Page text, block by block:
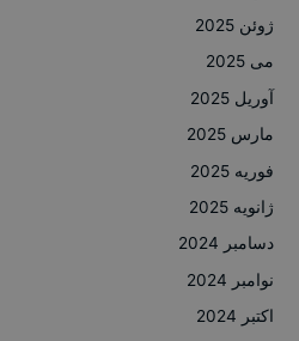
ژوئن 2025
می 2025
آوریل 2025
مارس 2025
فوریه 2025
ژانویه 2025
دسامبر 2024
نوامبر 2024
اکتبر 2024